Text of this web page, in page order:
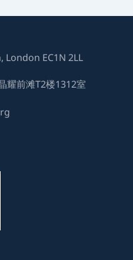
EC1N 2LL
耀前滩T2楼1312室